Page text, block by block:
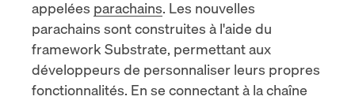
appelées parachains. Les nouvelles
parachains sont construites à l'aide du
framework Substrate, permettant aux
développeurs de personnaliser leurs propres
fonctionnalités. En se connectant à la chaîne